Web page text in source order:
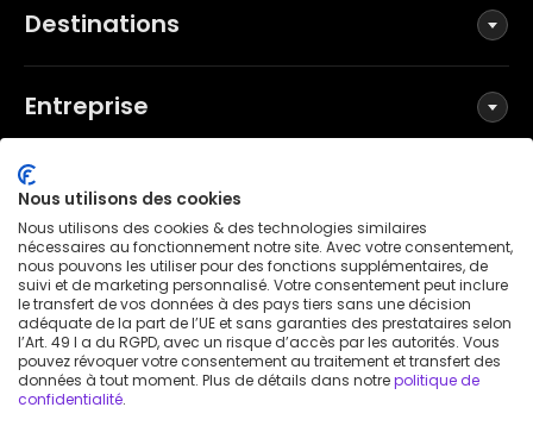
Destinations
Entreprise
Réseaux sociaux
Conditions générales
Politique de confidentialité
Mentions légales
Avis de brevet
Nous utilisons des cookies
Nous utilisons des cookies & des technologies similaires
nécessaires au fonctionnement notre site. Avec votre consentement,
nous pouvons les utiliser pour des fonctions supplémentaires, de
suivi et de marketing personnalisé. Votre consentement peut inclure
le transfert de vos données à des pays tiers sans une décision
adéquate de la part de l’UE et sans garanties des prestataires selon
l’Art. 49 I a du RGPD, avec un risque d’accès par les autorités. Vous
pouvez révoquer votre consentement au traitement et transfert des
données à tout moment. Plus de détails dans notrepolitique de
confidentialité.